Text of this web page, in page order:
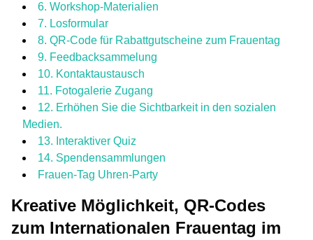
6. Workshop-Materialien
7. Losformular
8. QR-Code für Rabattgutscheine zum Frauentag
9. Feedbacksammelung
10. Kontaktaustausch
11. Fotogalerie Zugang
12. Erhöhen Sie die Sichtbarkeit in den sozialen
Medien.
13. Interaktiver Quiz
14. Spendensammlungen
Frauen-Tag Uhren-Party
Kreative Möglichkeit, QR-Codes
zum Internationalen Frauentag im